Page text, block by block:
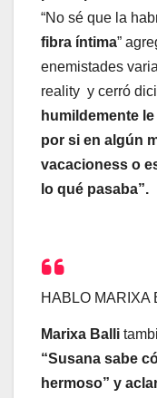
“No sé que la
fibra íntima”
enemistades
reality y cerró
humildemente
por si en algún
vacacioness o
lo qué pasaba”.
HABLO MARIXA
Marixa Balli
“Susana sabe
hermoso” y